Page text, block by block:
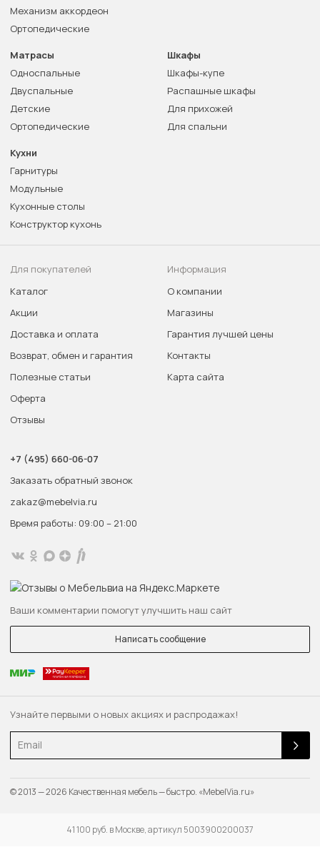
41 100 руб. в Москве, артикул 5003900200037
Узнайте первыми о новых акциях и распродажах!
Механизм аккордеон
Ортопедические
Матрасы
Односпальные
Двуспальные
Детские
Ортопедические
Шкафы
Шкафы-купе
Распашные шкафы
Для прихожей
Для спальни
Кухни
Гарнитуры
Модульные
Кухонные столы
Конструктор кухонь
Для покупателей
Каталог
Акции
Доставка и оплата
Возврат, обмен и гарантия
Полезные статьи
Оферта
Отзывы
Информация
О компании
Магазины
Гарантия лучшей цены
Контакты
Карта сайта
+7 (495) 660-06-07
Заказать обратный звонок
zakaz@mebelvia.ru
Время работы: 09:00 – 21:00
Ваши комментарии помогут улучшить наш сайт
Написать сообщение
© 2013 — 2026 Качественная мебель — быстро. «MebelVia.ru»